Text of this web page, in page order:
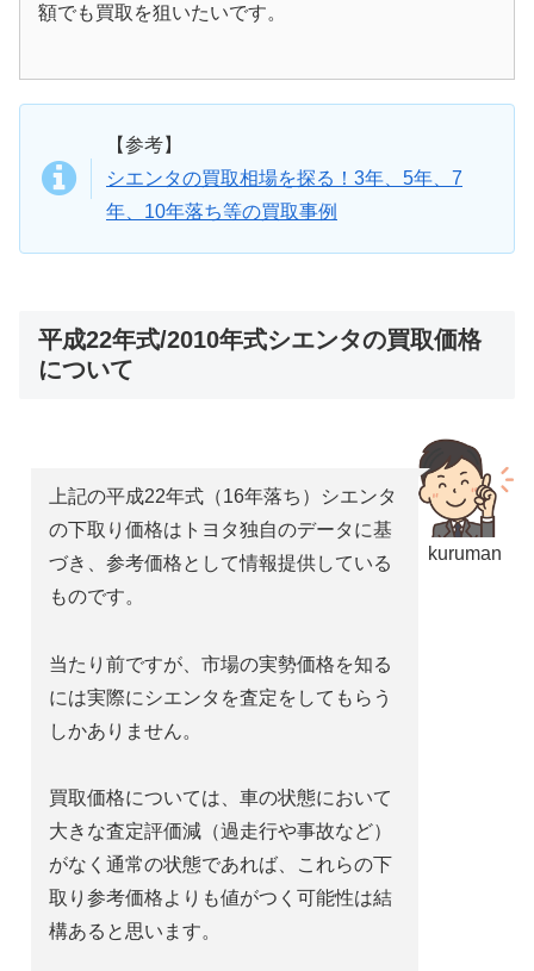
額でも買取を狙いたいです。
【参考】
シエンタの買取相場を探る！3年、5年、7
年、10年落ち等の買取事例
平成22年式/2010年式シエンタの買取価格
について
kuruman
上記の平成22年式（16年落ち）シエンタ
の下取り価格はトヨタ独自のデータに基
づき、参考価格として情報提供している
ものです。
当たり前ですが、市場の実勢価格を知る
には実際にシエンタを査定をしてもらう
しかありません。
買取価格については、車の状態において
大きな査定評価減（過走行や事故など）
がなく通常の状態であれば、これらの下
取り参考価格よりも値がつく可能性は結
構あると思います。